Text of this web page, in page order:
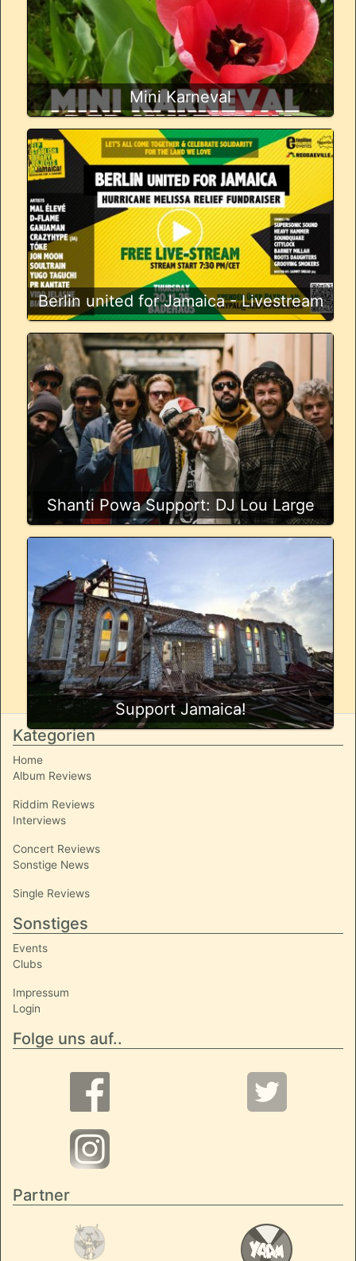
Mini Karneval
Berlin united for Jamaica - Livestream
Shanti Powa Support: DJ Lou Large
Support Jamaica!
Kategorien
Home
Album Reviews
Riddim Reviews
Interviews
Concert Reviews
Sonstige News
Single Reviews
Sonstiges
Events
Clubs
Impressum
Login
Folge uns auf..
Partner